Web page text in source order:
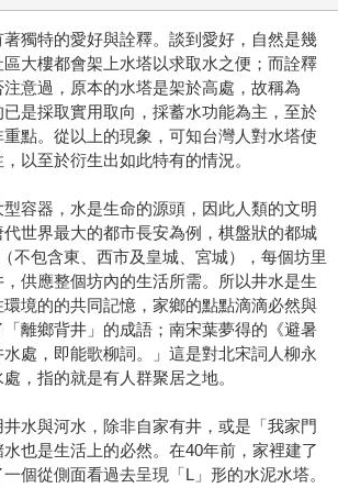
獨特的愛好與詮釋。談到愛好，自然是幾
大樓都會架上水塔以求取水之便；而詮釋
意過，原本的水塔是架於高處，故稱為
是採取實用取向，採蓄水功能為主，至於
點。從以上的現象，可知台灣人對水塔使
以至於衍生出如此特有的情況。
容器，水是生命的源頭，因此人類的文明
世界最大的都市長安為例，棋盤狀的都城
不包含東、西市及皇城、宮城），每個坊里
供應整個坊內的生活所需。所以井水是生
境的的共同記憶，家鄉的點點滴滴必然與
離鄉背井」的成語；南宋葉夢得的《避暑
處，即能歌柳詞。」這是對北宋詞人柳永
，指的就是有人群聚居之地。
水與河水，除非自家有井，或是「我家門
也是生活上的必然。在40年前，家裡建了
個從側面看過去呈現「L」形的水泥水塔。